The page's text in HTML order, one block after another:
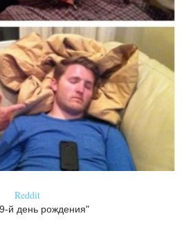
Reddit
й день рождения"